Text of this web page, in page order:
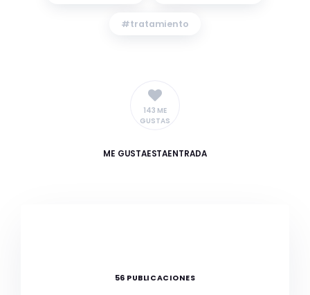
tratamiento
143 ME
GUSTAS
ME GUSTAESTAENTRADA
56 PUBLICACIONES